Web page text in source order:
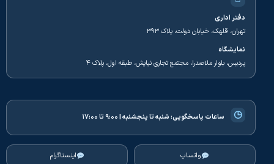
دفتر اداری
تهران، قلهک، خیابان دولت، پلاک ۳۹۳
نمایشگاه
پردیس، بلوار ملاصدرا، مجتمع تجاری نیایش، طبقه اول، پلاک ۴
◷ ساعات پاسخگویی:شنبه تا پنجشنبه | ۹:۰۰ تا ۱۷:۰۰
واتساپ اینستاگرام